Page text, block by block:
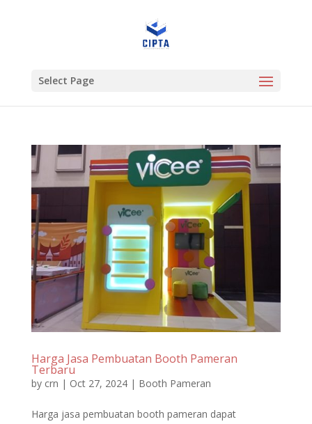
Select Page
Harga Jasa Pembuatan Booth Pameran
Terbaru
by crn | Oct 27, 2024| Booth Pameran
Harga jasa pembuatan booth pameran dapat